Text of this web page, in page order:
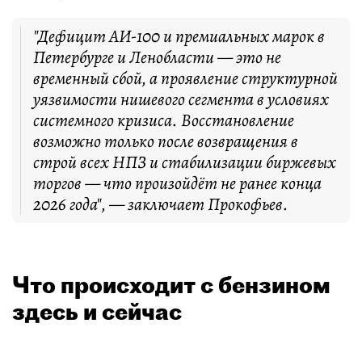
"Дефицит АИ-100 и премиальных марок в
Петербурге и Ленобласти — это не
временный сбой, а проявление структурной
уязвимости нишевого сегмента в условиях
системного кризиса. Восстановление
возможно только после возвращения в
строй всех НПЗ и стабилизации биржевых
торгов — что произойдёт не ранее конца
2026 года", — заключает Прокофьев.
Что происходит с бензином
здесь и сейчас